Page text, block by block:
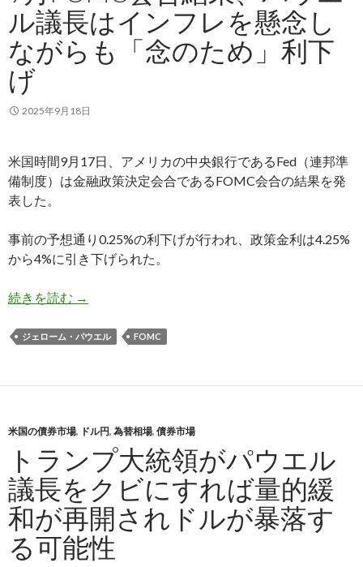
ル議長はインフレを懸念し
ながらも「念のため」利下
げ
2025年9月18日
米国時間9月17日、アメリカの中央銀行であるFed（連邦準
備制度）は金融政策決定会合であるFOMC会合の結果を発
表した。
事前の予想通り0.25%の利下げが行われ、政策金利は4.25%
から4%に引き下げられた。
続きを読む 9月FOMC会合結果、パウエル議長はインフレ
→
ジェローム・パウエル FOMC
米国の債券市場, ドル円, 為替相場, 債券市場
トランプ大統領がパウエル
議長をクビにすれば量的緩
和が再開されドルが暴落す
る可能性